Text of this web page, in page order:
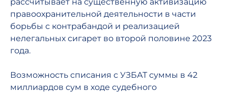
рассчитывает на существенную активизацию
правоохранительной деятельности в части
борьбы с контрабандой и реализацией
нелегальных сигарет во второй половине 2023
года.
Возможность списания с УЗБАТ суммы в 42
миллиардов сум в ходе судебного